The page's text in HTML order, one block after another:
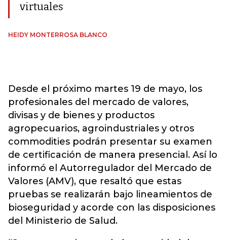
virtuales
HEIDY MONTERROSA BLANCO
Desde el próximo martes 19 de mayo, los
profesionales del mercado de valores,
divisas y de bienes y productos
agropecuarios, agroindustriales y otros
commodities podrán presentar su examen
de certificación de manera presencial. Así lo
informó el Autorregulador del Mercado de
Valores (AMV), que resaltó que estas
pruebas se realizarán bajo lineamientos de
bioseguridad y acorde con las disposiciones
del Ministerio de Salud.